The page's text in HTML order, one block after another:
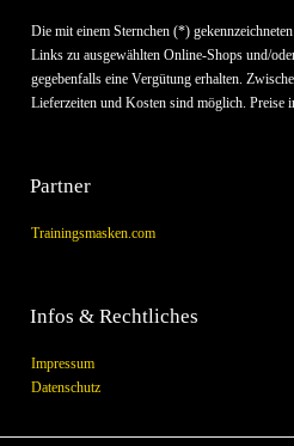
Die mit einem Sternchen (*)
Links zu ausgewählten Online-Shops und/
gegebenfalls eine Vergütung erhalten.
Lieferzeiten und Kosten sind möglich. Preise
Partner
Trainingsmasken.com
Infos & Rechtliches
Impressum
Datenschutz